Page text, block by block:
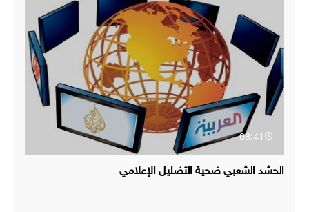
08:41
الحشد الشعبي ضحية التضليل الإعلامي